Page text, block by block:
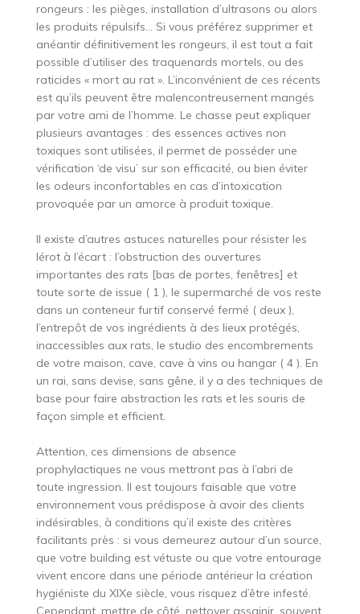
rongeurs : les pièges, installation d’ultrasons ou alors
les produits répulsifs… Si vous préférez supprimer et
anéantir définitivement les rongeurs, il est tout a fait
possible d’utiliser des traquenards mortels, ou des
raticides « mort au rat ». L’inconvénient de ces récents
est qu’ils peuvent être malencontreusement mangés
par votre ami de l’homme. Le chasse peut expliquer
plusieurs avantages : des essences actives non
toxiques sont utilisées, il permet de posséder une
vérification ‘de visu’ sur son efficacité, ou bien éviter
les odeurs inconfortables en cas d’intoxication
provoquée par un amorce à produit toxique.
Il existe d’autres astuces naturelles pour résister les
lérot à l’écart : l’obstruction des ouvertures
importantes des rats [bas de portes, fenêtres] et
toute sorte de issue ( 1 ), le supermarché de vos reste
dans un conteneur furtif conservé fermé ( deux ),
l’entrepôt de vos ingrédients à des lieux protégés,
inaccessibles aux rats, le studio des encombrements
de votre maison, cave, cave à vins ou hangar ( 4 ). En
un rai, sans devise, sans gêne, il y a des techniques de
base pour faire abstraction les rats et les souris de
façon simple et efficient.
Attention, ces dimensions de absence
prophylactiques ne vous mettront pas à l’abri de
toute ingression. Il est toujours faisable que votre
environnement vous prédispose à avoir des clients
indésirables, à conditions qu’il existe des critères
facilitants près : si vous demeurez autour d’un source,
que votre building est vétuste ou que votre entourage
vivent encore dans une période antérieur la création
hygiéniste du XIXe siècle, vous risquez d’être infesté.
Cependant, mettre de côté, nettoyer assainir, souvent